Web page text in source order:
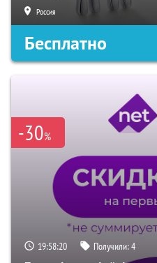
Россия
Бесплатно
-30%
19:58:19 Получили:4